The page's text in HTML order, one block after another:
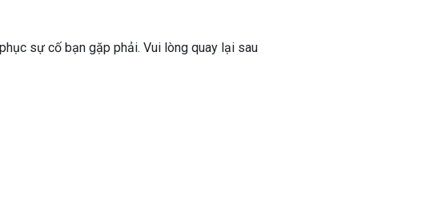
sự cố bạn gặp phải. Vui lòng quay lại sau